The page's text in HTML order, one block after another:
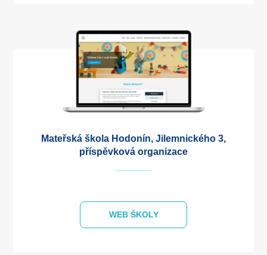
Mateřská škola Hodonín, Jilemnického 3,
příspěvková organizace
WEB ŠKOLY